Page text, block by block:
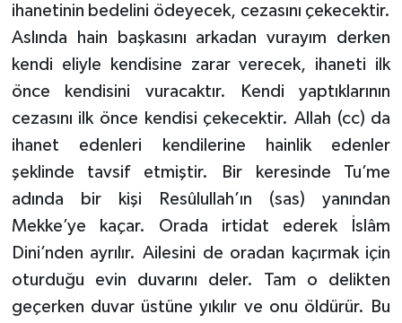
ihanetinin bedelini ödeyecek, cezasını çekecektir.
Aslında hain başkasını arkadan vurayım derken
kendi eliyle kendisine zarar verecek, ihaneti ilk
önce kendisini vuracaktır. Kendi yaptıklarının
cezasını ilk önce kendisi çekecektir. Allah (cc) da
ihanet edenleri kendilerine hainlik edenler
şeklinde tavsif etmiştir. Bir keresinde Tu’me
adında bir kişi Resûlullah’ın (sas) yanından
Mekke’ye kaçar. Orada irtidat ederek İslâm
Dini’nden ayrılır. Ailesini de oradan kaçırmak için
oturduğu evin duvarını deler. Tam o delikten
geçerken duvar üstüne yıkılır ve onu öldürür. Bu